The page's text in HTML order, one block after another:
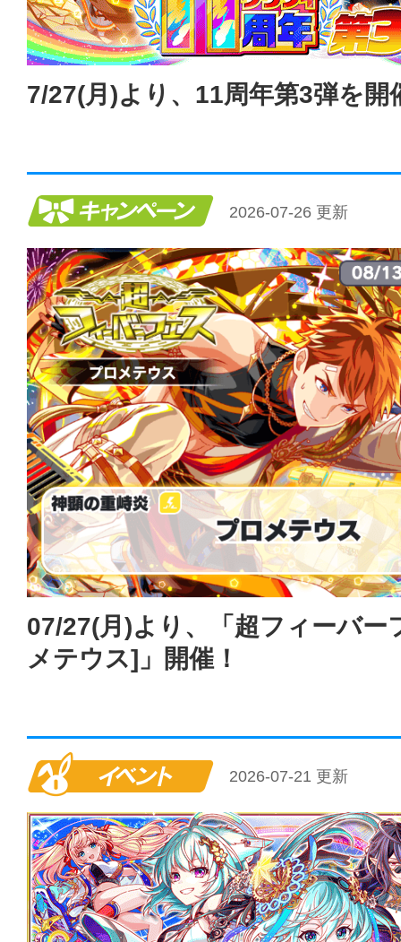
7/27(月)より、11周年第3弾を開
キャンペーン
2026-07-26 更新
07/27(月)より、「超フィーバー
メテウス]」開催！
イベント
2026-07-21 更新